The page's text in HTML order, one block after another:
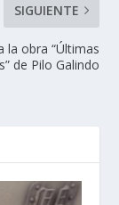
SIGUIENTE
la obra “Últimas
de Pilo Galindo